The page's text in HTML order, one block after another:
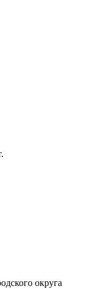
округа